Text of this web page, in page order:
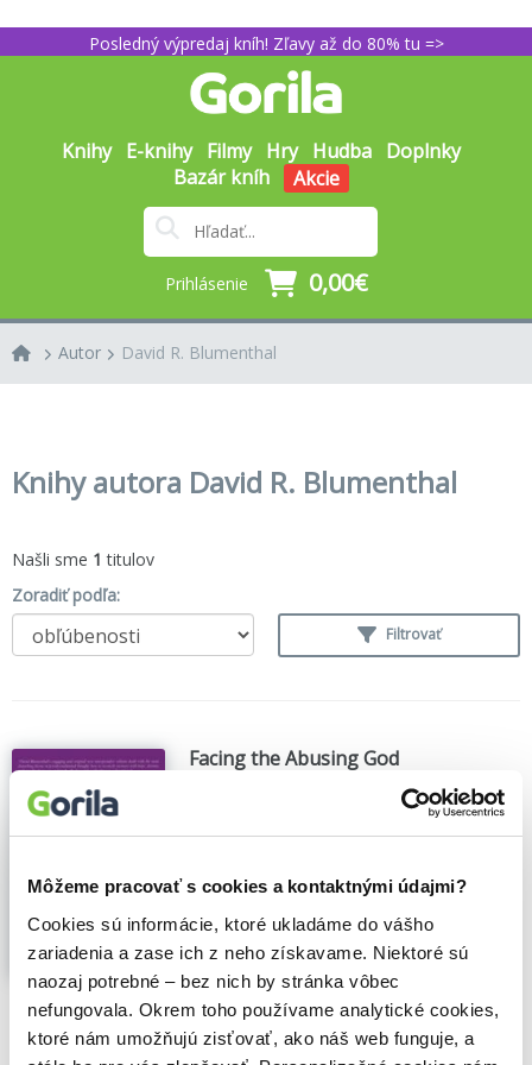
Môžeme pracovať s cookies a kontaktnými údajmi?
Cookies sú informácie, ktoré ukladáme do vášho
zariadenia a zase ich z neho získavame. Niektoré sú
naozaj potrebné – bez nich by stránka vôbec
nefungovala. Okrem toho používame analytické cookies,
ktoré nám umožňujú zisťovať, ako náš web funguje, a
Posledný výpredaj kníh! Zľavy až do 80% tu =>
Knihy E-knihy Filmy Hry Hudba Doplnky
Bazár kníh
Akcie
Prihlásenie 0,00€
Autor David R. Blumenthal
Knihy autora David R. Blumenthal
Našli sme 1 titulov
Zoradiť podľa:
Filtrovať
Facing the Abusing God
In this very powerful book, David
that while God is often loving and kind, fair
and merciful. God is also capable of acts
so unjust they can only be described as
abusive.... Zobraziť viac
🍎 Vypredané